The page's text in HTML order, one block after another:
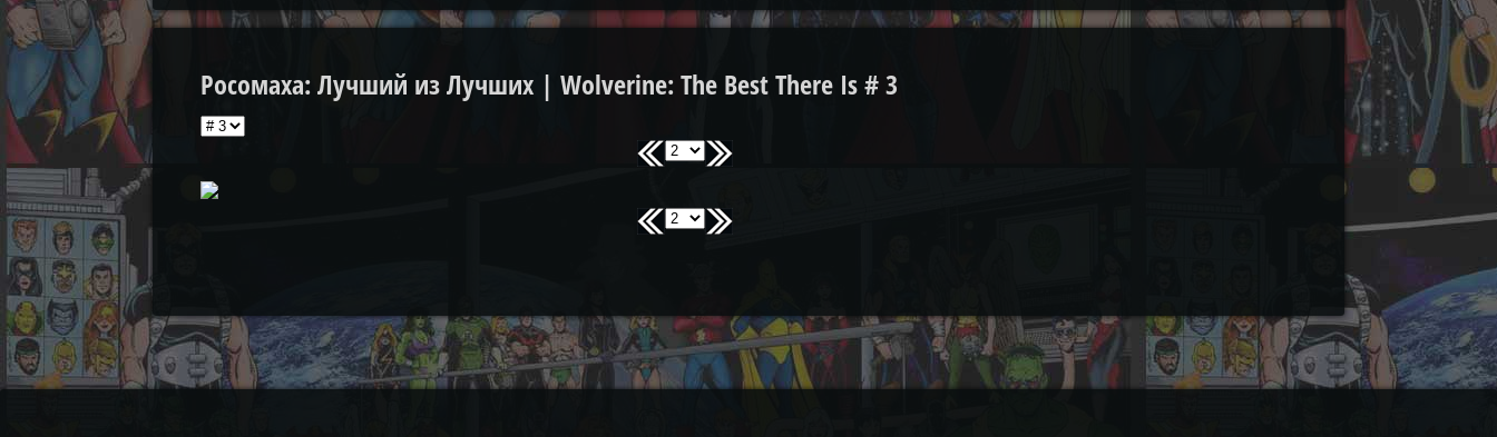
Росомаха: Лучший из Лучших | Wolverine: The Best There Is # 3